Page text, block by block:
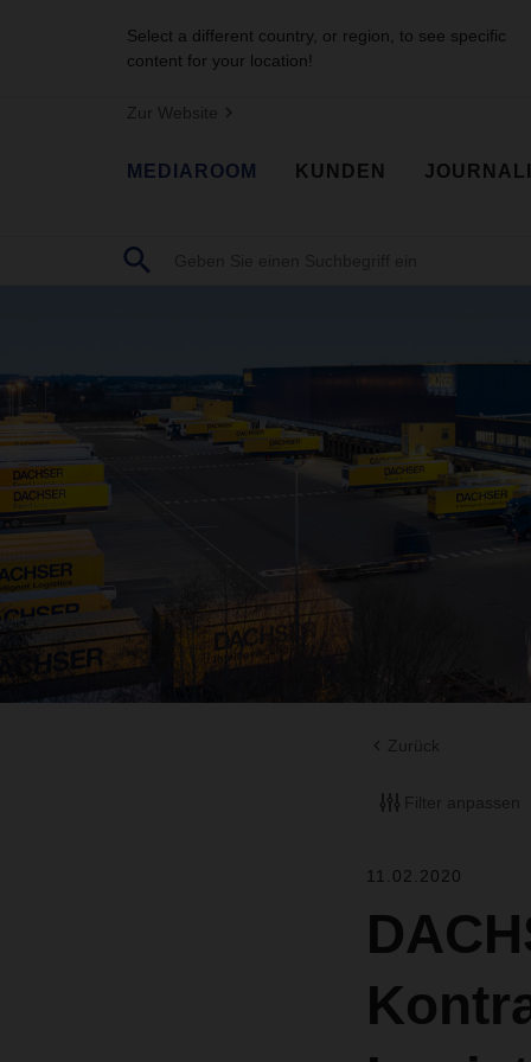
Select a different country, or region, to see specific
content for your location!
Zur Website
MEDIAROOM KUNDEN
Zurück
Filter anpassen
11.02.2020